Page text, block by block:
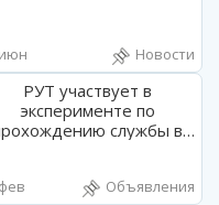
Новости
РУТ участвует в
эксперименте по
службы в
Объявления